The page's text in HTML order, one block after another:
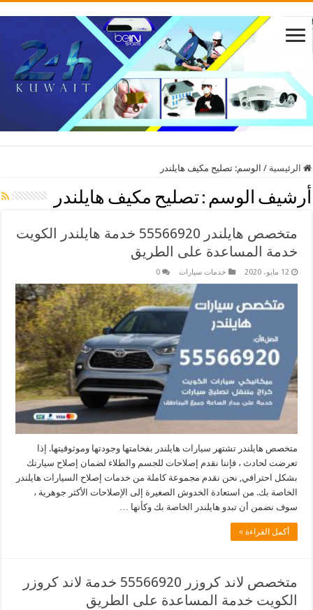
الرئيسية / الوسم:تصليح مكيف هايلندر
أرشيف الوسم :تصليح مكيف هايلندر
متخصص هايلندر 55566920 خدمة هايلندر الكويت
خدمة المساعدة على الطريق
12 مايو، 2020 خدمات سيارات 0
متخصص هايلندر تشتهر سيارات هايلندر بفخامتها وجودتها وموثوقيتها. إذا
تعرضت لحادث ، فإننا نقدم إصلاحات للجسم والطلاء لضمان إصلاح سيارتك
بشكل احترافي, نحن نقدم مجموعة كاملة من خدمات إصلاح السيارات هايلندر
الخاصة بك. من استعادة الخدوش الصغيرة إلى الإصلاحات الأكثر جوهرية ،
سوف نضمن أن تبدو هايلندر الخاصة بك وكأنها …
أكمل القراءة »
متخصص لاند كروزر 55566920 خدمة لاند كروزر
الكويت خدمة المساعدة على الطريق